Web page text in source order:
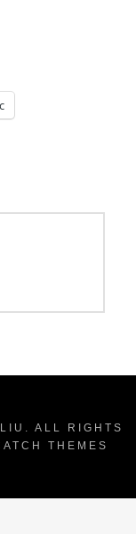
. ALL RIGHTS
THEMES